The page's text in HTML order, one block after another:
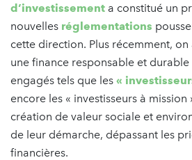
d’investissement a constitué un
nouvelles réglementations
cette direction. Plus récemment,
une finance responsable et durable
engagés tels que les «
encore les « investisseurs à mission
création de valeur sociale et
de leur démarche, dépassant les
financières.